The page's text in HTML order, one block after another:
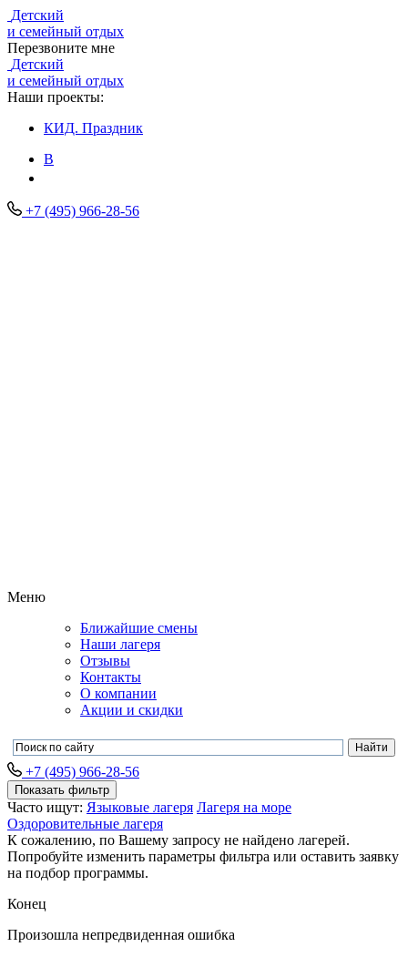
Детский
и семейный отдых
Перезвоните мне
Детский
и семейный отдых
Наши проекты:
КИД. Праздник
В
+7 (495) 966-28-56
Меню
Ближайшие смены
Наши лагеря
Отзывы
Контакты
О компании
Акции и скидки
+7 (495) 966-28-56
Показать фильтр
Часто ищут: Языковые лагеря Лагеря на море
Оздоровительные лагеря
К сожалению, по Вашему запросу не найдено лагерей.
Попробуйте изменить параметры фильтра или оставить заявку
на подбор программы.
Конец
Произошла непредвиденная ошибка